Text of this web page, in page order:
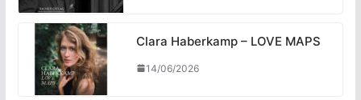
Clara Haberkamp – LOVE MAPS
14/06/2026